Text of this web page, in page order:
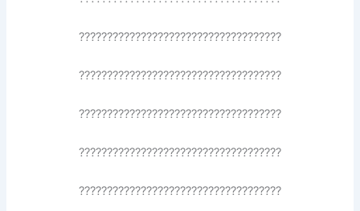
????????????????????????????????????
????????????????????????????????????
????????????????????????????????????
????????????????????????????????????
????????????????????????????????????